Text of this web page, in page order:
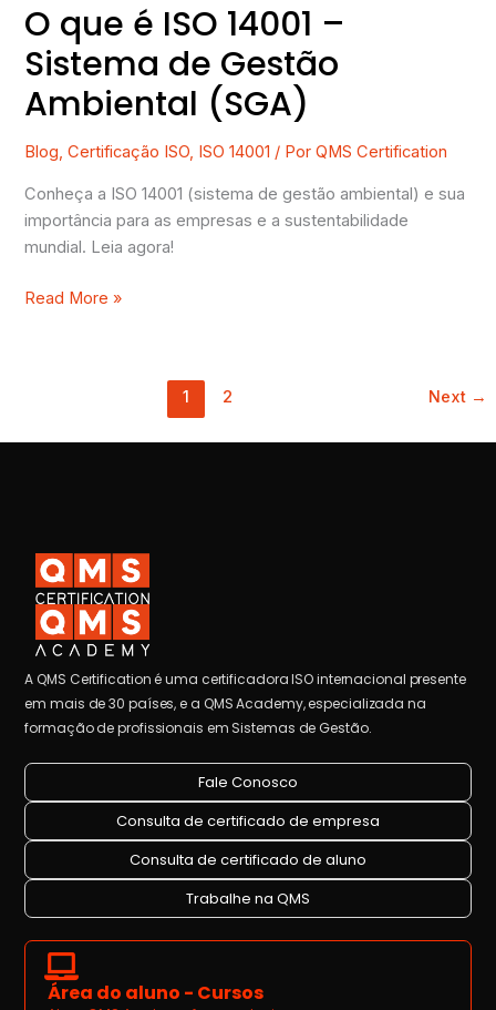
O que é ISO 14001 –
Sistema de Gestão
Ambiental (SGA)
Blog,Certificação ISO, ISO 14001 / PorQMS Certification
Conheça a ISO 14001 (sistema de gestão ambiental) e sua
importância para as empresas e a sustentabilidade
mundial. Leia agora!
Read More »
1 2 Next →
A QMS Certification é uma certificadora ISO internacional presente
em mais de 30 países, e a QMS Academy, especializada na
formação de profissionais em Sistemas de Gestão.
Fale Conosco
Consulta de certificado de empresa
Consulta de certificado de aluno
Trabalhe na QMS
Área do aluno - Cursos